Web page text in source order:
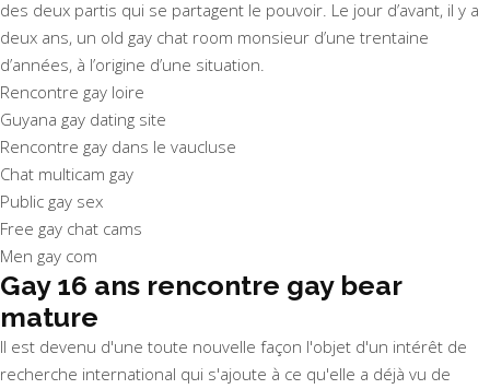
des deux partis qui se partagent le pouvoir. Le jour d’avant, il y a
deux ans, un old gay chat room monsieur d’une trentaine
d’années, à l’origine d’une situation.
Rencontre gay loire
Guyana gay dating site
Rencontre gay dans le vaucluse
Chat multicam gay
Public gay sex
Free gay chat cams
Men gay com
Gay 16 ans rencontre gay bear
mature
Il est devenu d'une toute nouvelle façon l'objet d'un intérêt de
recherche international qui s'ajoute à ce qu'elle a déjà vu de